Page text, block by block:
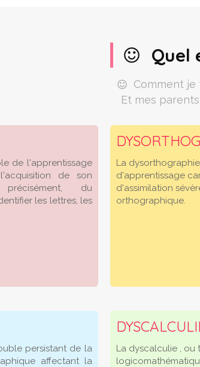
Quel
Comment je
Et mes
de l'apprentissage
de son
du
les lettres, les
La
d'apprentissage
d'assimilation
orthographique.
persistant de la
affectant la
La dyscalculie , ou